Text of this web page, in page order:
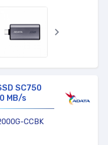

SC750
MB/s
CCBK